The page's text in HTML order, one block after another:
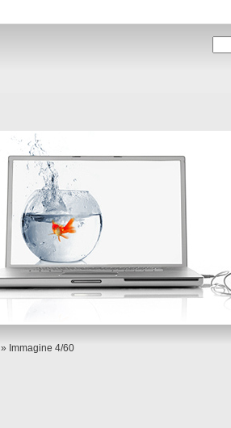
» Immagine 4/60